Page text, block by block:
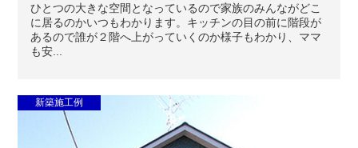
ひとつの大きな空間となっているので家族のみんながどこ
に居るのかいつもわかります。キッチンの目の前に階段が
あるので誰が２階へ上がっていくのか様子もわかり、ママ
も安...
新築施工例